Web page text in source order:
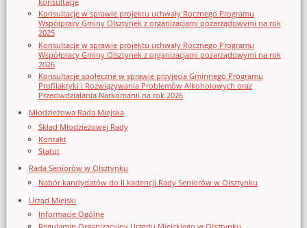
Konsultacje w sprawie projektu uchwały Rocznego Programu
Współpracy Gminy Olsztynek z organizacjami pozarządowymi na rok
2025
Konsultacje w sprawie projektu uchwały Rocznego Programu
Współpracy Gminy Olsztynek z organizacjami pozarządowymi na rok
2026
Konsultacje społeczne w sprawie przyjęcia Gminnego Programu
Profilaktyki i Rozwiązywania Problemów Alkoholowych oraz
Przeciwdziałania Narkomanii na rok 2026
Młodzieżowa Rada Miejska
Skład Młodzieżowej Rady
Kontakt
Statut
Rada Seniorów w Olsztynku
Nabór kandydatów do II kadencji Rady Seniorów w Olsztynku
Urząd Miejski
Informacje Ogólne